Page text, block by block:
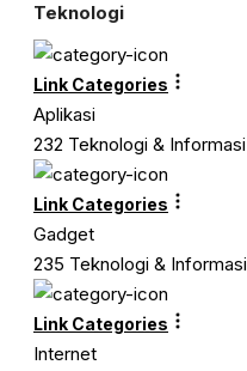
Teknologi
Link Categories
Aplikasi
232 Teknologi & Informasi
Link Categories
Gadget
235 Teknologi & Informasi
Link Categories
Internet